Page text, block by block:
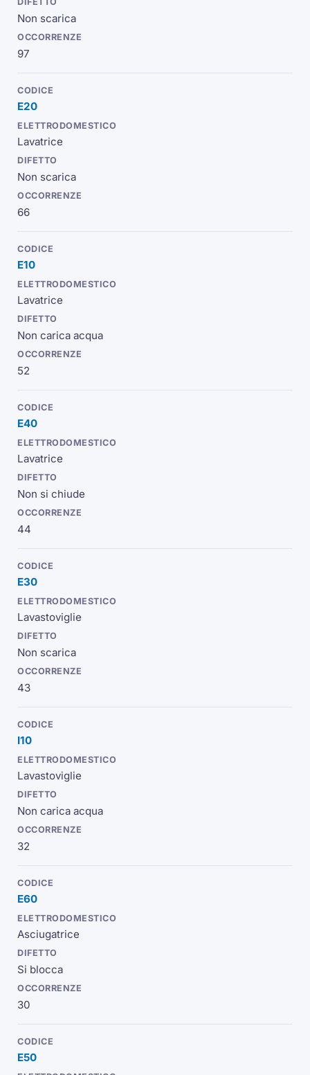
Non scarica
97
E20
Lavatrice
Non scarica
66
E10
Lavatrice
Non carica acqua
52
E40
Lavatrice
Non si chiude
44
E30
Lavastoviglie
Non scarica
43
I10
Lavastoviglie
Non carica acqua
32
E60
Asciugatrice
Si blocca
30
E50